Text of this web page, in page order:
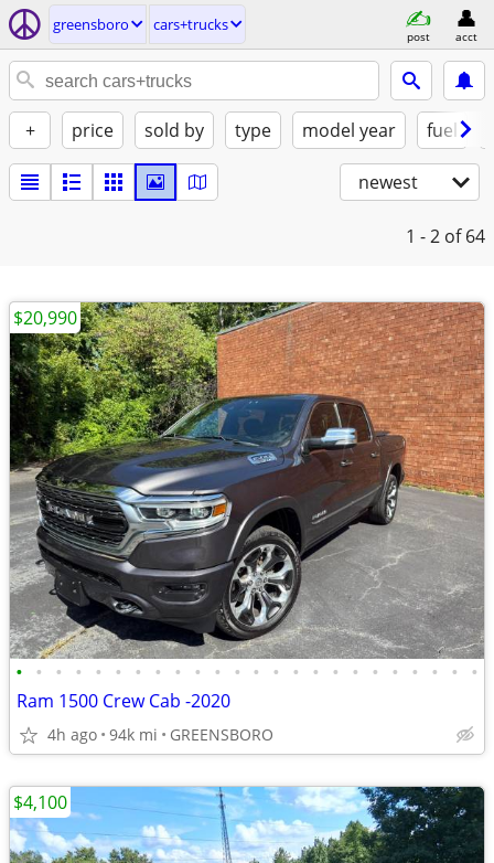
greensboro cars+trucks
post acct
+ price sold by type model year fuel
newest
1 - 2 of 64
• • • • • • • • • • • • • • • • • • • • • • • •
Ram 1500 Crew Cab -2020
4h ago 94k mi GREENSBORO
$20,990
$4,100